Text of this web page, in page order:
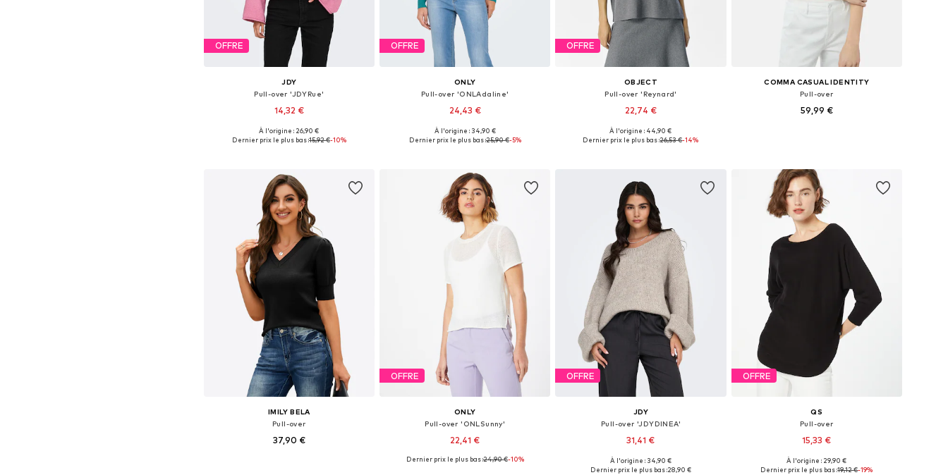
OFFRE
JDY
Pull-over 'JDYRue'
14,32 €
Tailles disponibles: S, M, L, XL
À l'origine : 26,90 €
Dernier prix le plus bas :15,92 €-10%
OFFRE
ONLY
Pull-over 'ONLAdaline'
24,43 €
+12
Tailles disponibles: XS, S, M, L, XL
À l'origine : 34,90 €
Dernier prix le plus bas :25,90 €-5%
OFFRE
OBJECT
Pull-over 'Reynard'
22,74 €
+2
Tailles disponibles: XS, S, M, L, XL
À l'origine : 44,90 €
Dernier prix le plus bas :26,53 €-14%
COMMA CASUAL IDENTITY
Pull-over
59,99 €
IMILY BELA
Pull-over
37,90 €
OFFRE
ONLY
Pull-over 'ONLSunny'
22,41 €
+5
Tailles disponibles: XS, S, M, L, XL
Dernier prix le plus bas :24,90 €-10%
OFFRE
JDY
Pull-over 'JDYDINEA'
31,41 €
+15
Tailles disponibles: XS, S, M, L, XL
À l'origine : 34,90 €
Dernier prix le plus bas :28,90 €
OFFRE
QS
Pull-over
15,33 €
Tailles disponibles: XS, S, M, L, XL, XXL
À l'origine : 29,90 €
Dernier prix le plus bas :19,12 €-19%